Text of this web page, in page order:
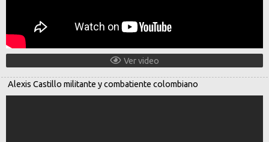
Ver video
Alexis Castillo militante y combatiente colombiano